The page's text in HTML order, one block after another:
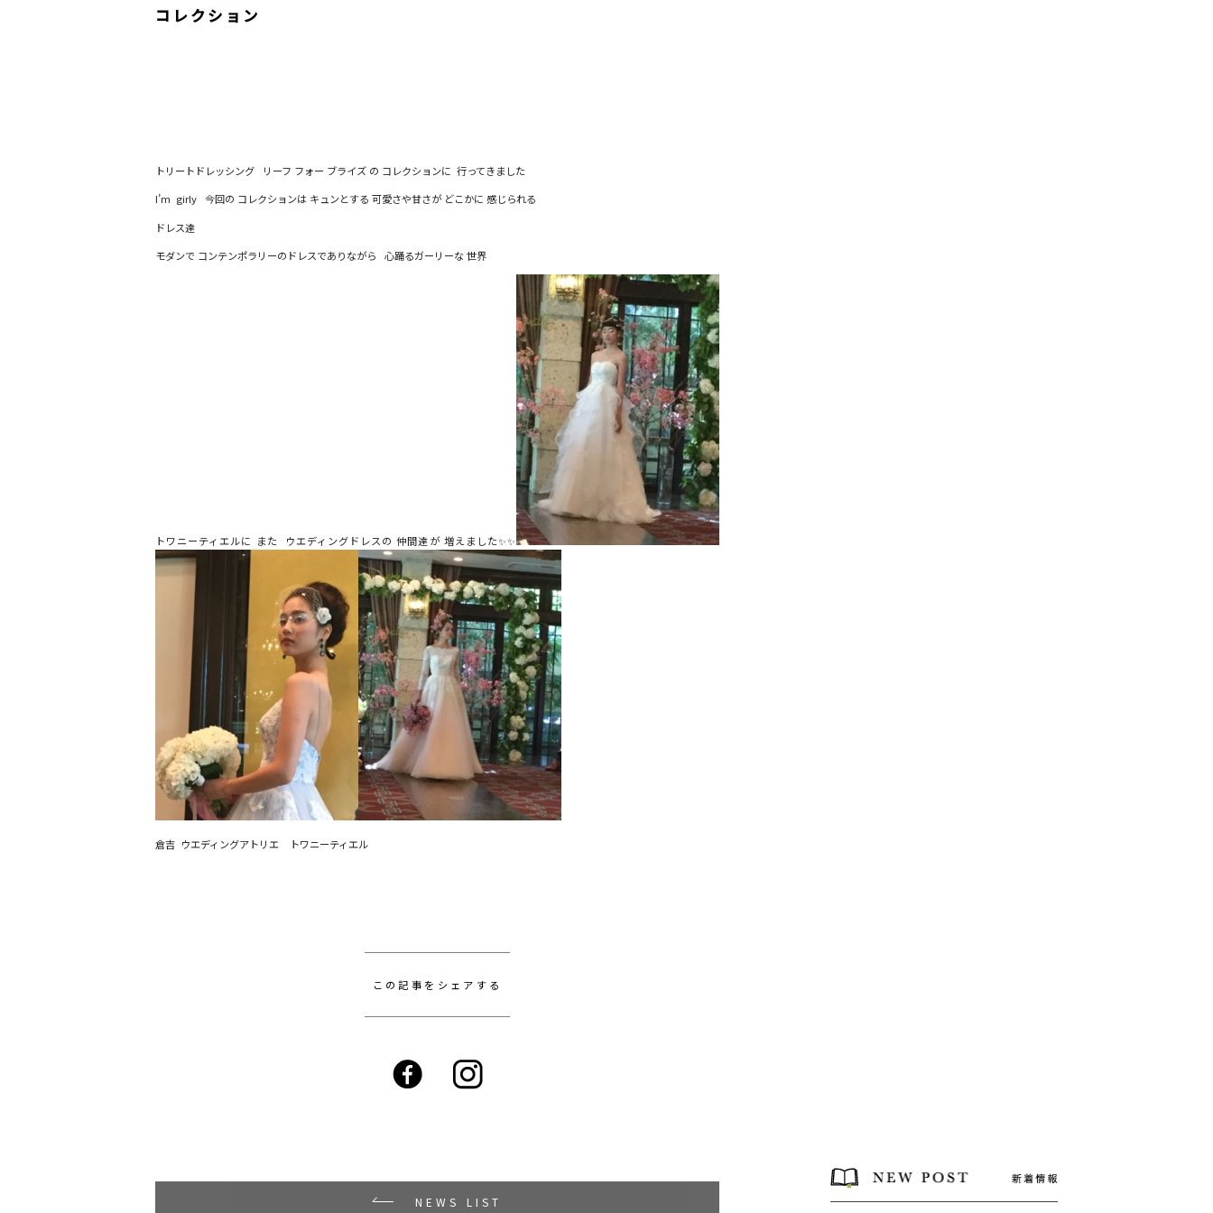
コレクション
トリートドレッシング リーフ フォー ブライズ の コレクションに 行ってきました
I’m girly 今回の コレクションは キュンとする 可愛さや甘さが どこかに 感じられる
ドレス達
モダンで コンテンポラリーのドレスでありながら 心踊るガーリーな 世界
トワニーティエルに また ウエディングドレスの 仲間達が 増えました✨✨
倉吉 ウエディングアトリエ トワニーティエル
この記事をシェアする
NEWS LIST